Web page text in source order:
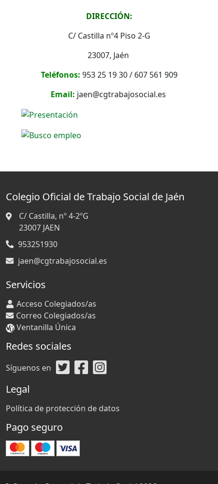
DIRECCIÓN:
C/ Castilla nº4 Piso 2-G
23007, Jaén
Teléfonos: 953 25 19 30 / 607 561 909
Email: jaen@cgtrabajosocial.es
Colegio Oficial de Trabajo Social de Jaén
C/ Castilla, nº 4-2ºG
23007 JAEN
953251930
jaen@cgtrabajosocial.es
Servicios
Acceso Colegiados/as
Correo Colegiados/as
Ventanilla Única
Redes sociales
Síguenos en
Legal
Política de protección de datos
Pago seguro